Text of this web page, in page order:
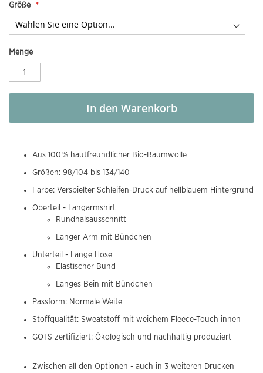
Größe
Menge
In den Warenkorb
Aus 100 % hautfreundlicher Bio-Baumwolle
Größen: 98/104 bis 134/140
Farbe: Verspielter Schleifen-Druck auf hellblauem Hintergrund
Oberteil - Langarmshirt
Rundhalsausschnitt
Langer Arm mit Bündchen
Unterteil - Lange Hose
Elastischer Bund
Langes Bein mit Bündchen
Passform: Normale Weite
Stoffqualität: Sweatstoff mit weichem Fleece-Touch innen
GOTS zertifiziert: Ökologisch und nachhaltig produziert
Zwischen all den Optionen - auch in 3 weiteren Drucken